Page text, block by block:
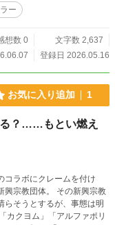
ー
想数 0
文字数 2,637
登録日 2026.05.16
お気に入り追加 1
る？……もとい燃え
コラボにクレームを付け
興宗教団体。 その新興宗教
らそうとするが、事態は明
クヨム」「アルファポリ